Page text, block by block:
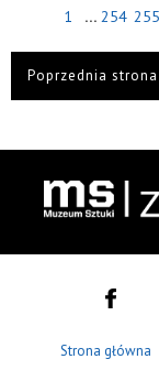
1 ... 254 255
Poprzednia strona
Strona główna